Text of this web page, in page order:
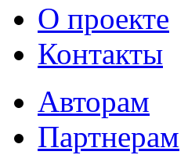
О проекте
Контакты
Авторам
Партнерам